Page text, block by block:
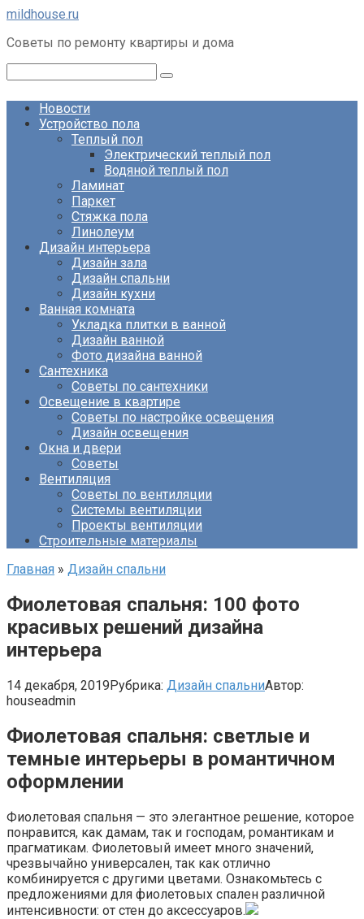
Перейти
контенту
mildhouse.ru
Советы по ремонту квартиры и дома
Новости
Устройство пола
Теплый пол
Электрический теплый пол
Водяной теплый пол
Ламинат
Паркет
Стяжка пола
Линолеум
Дизайн интерьера
Дизайн зала
Дизайн спальни
Дизайн кухни
Ванная комната
Укладка плитки в ванной
Дизайн ванной
Фото дизайна ванной
Сантехника
Советы по сантехники
Освещение в квартире
Советы по настройке освещения
Дизайн освещения
Окна и двери
Советы
Вентиляция
Советы по вентиляции
Системы вентиляции
Проекты вентиляции
Строительные материалы
Главная » Дизайн спальни
Фиолетовая спальня: 100 фото
красивых решений дизайна
интерьера
14 декабря, 2019Рубрика: Дизайн спальниАвтор:
houseadmin
Фиолетовая спальня: светлые и
темные интерьеры в романтичном
оформлении
Фиолетовая спальня — это элегантное решение, которое
понравится, как дамам, так и господам, романтикам и
прагматикам. Фиолетовый имеет много значений,
чрезвычайно универсален, так как отлично
комбинируется с другими цветами. Ознакомьтесь с
предложениями для фиолетовых спален различной
интенсивности: от стен до аксессуаров.